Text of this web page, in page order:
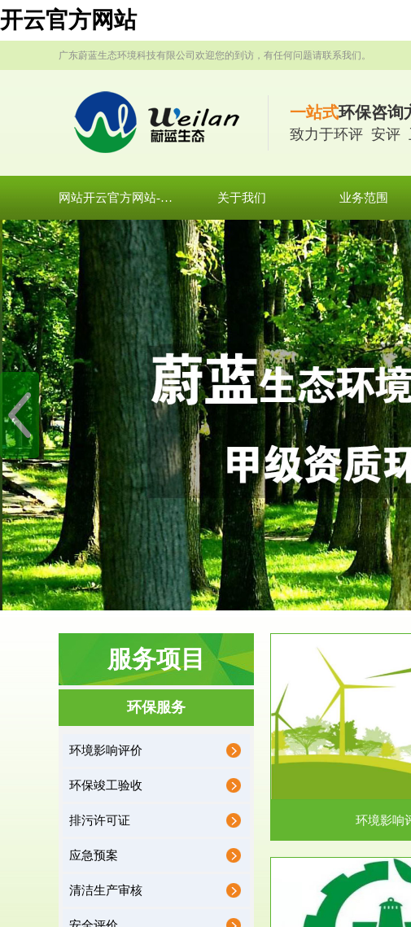
开云官方网站
广东蔚蓝生态环境科技有限公司欢迎您的到访，有任何问题请联系我们。
一站式环保咨询
致力于环评 安评
网站开云官方网站-开云集团有限公司官网 关于我们 业务范围
服务项目
环保服务
环境影响评价
环保竣工验收
排污许可证
应急预案
清洁生产审核
服务范围
环境影响评价
据《中华人民共和国环境保护法》第十九条 编制
有关开发利用规划，建...
环境影响
服
环保竣
根据《建设项目环境保
制环境影
服